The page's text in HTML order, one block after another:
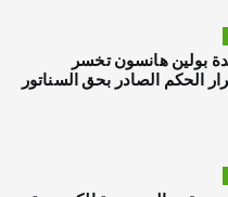
بولين هانسون تخسر
الحكم الصادر بحق السناتور